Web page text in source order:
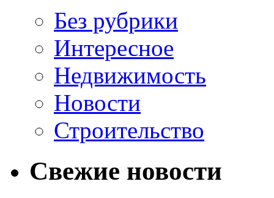
Без рубрики
Интересное
Недвижимость
Новости
Строительство
Свежие новости